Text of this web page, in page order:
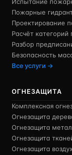
Пожарные
Проектирование
Расчёт
Разбор
Безопасность
Все услуги →
ОГНЕЗАЩИТА
Комплексная
Огнезащита
Огнезащита
Огнезащита
Огнезащита